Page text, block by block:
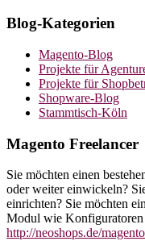
Blog-Kategorien
Magento-Blog
Projekte für
Projekte für
Shopware-Blog
Stammtisch-Köln
Magento Freelancer
Sie möchten einen
oder weiter einwickeln?
einrichten? Sie möchten
Modul wie Konfiguratoren
http://neoshops.de/